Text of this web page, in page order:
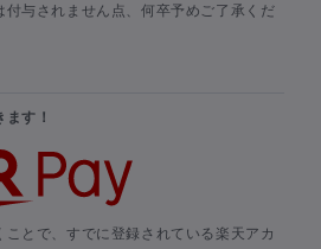
付与されません点、何卒予めご了承くだ
す！
とで、すでに登録されている楽天アカ